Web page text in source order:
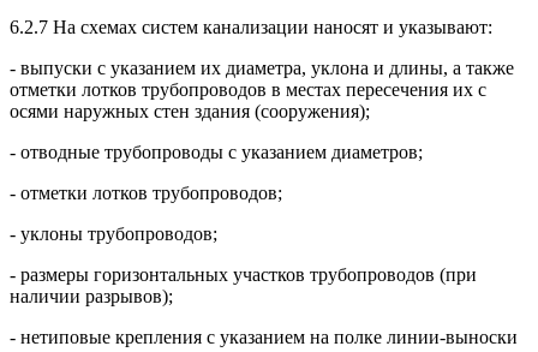
6.2.7 На схемах систем канализации наносят и указывают:
- выпуски с указанием их диаметра, уклона и длины, а также
отметки лотков трубопроводов в местах пересечения их с
осями наружных стен здания (сооружения);
- отводные трубопроводы с указанием диаметров;
- отметки лотков трубопроводов;
- уклоны трубопроводов;
- размеры горизонтальных участков трубопроводов (при
наличии разрывов);
- нетиповые крепления с указанием на полке линии-выноски